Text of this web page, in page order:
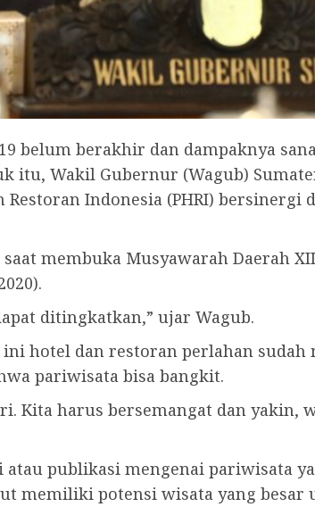
belum berakhir dan dampaknya
itu, Wakil Gubernur (Wagub)
Indonesia (PHRI) bersinergi
membuka Musyawarah Daerah
ditingkatkan,” ujar Wagub.
hotel dan restoran perlahan
pariwisata bisa bangkit.
Kita harus bersemangat dan
atau publikasi mengenai pariwisata
memiliki potensi wisata yang